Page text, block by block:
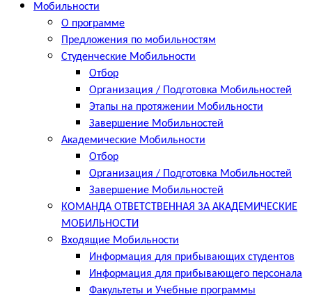
Мобильности
О программе
Предложения по мобильностям
Студенческие Мобильности
Отбор
Организация / Подготовка Мобильностей
Этапы на протяжении Мобильности
Завершение Мобильностей
Академические Мобильности
Отбор
Организация / Подготовка Мобильностей
Завершение Мобильностей
КОМАНДА ОТВЕТСТВЕННАЯ ЗА АКАДЕМИЧЕСКИЕ
МОБИЛЬНОСТИ
Входящие Мобильности
Информация для прибывающих студентов
Информация для прибывающего персонала
Факультеты и Учебные программы